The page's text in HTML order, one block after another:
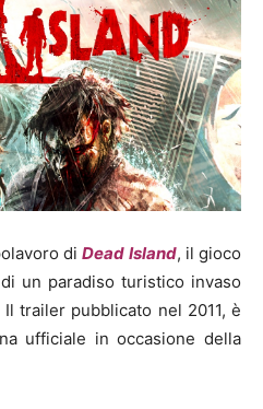
diDead Island, il gioco
un paradiso turistico invaso
trailer pubblicato nel 2011, è
ufficiale in occasione della